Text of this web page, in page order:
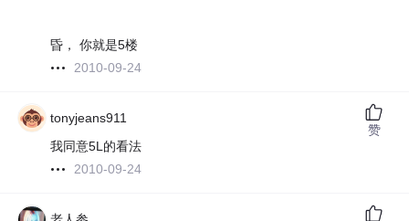
昏， 你就是5楼
2010-09-24
tonyjeans911
我同意5L的看法
2010-09-24
赞